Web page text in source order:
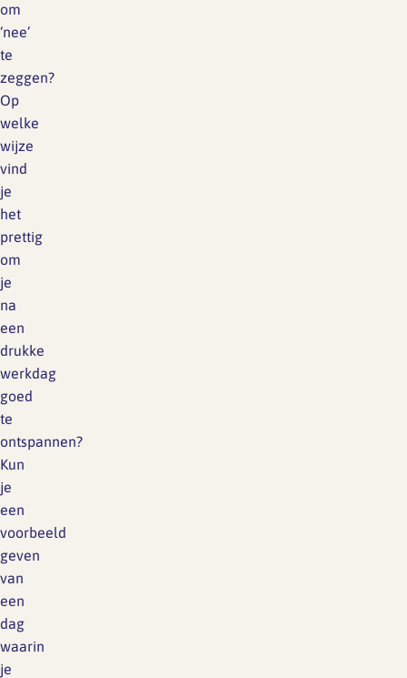
om
‘nee’
te
zeggen?
Op
welke
wijze
vind
je
het
prettig
om
je
na
een
drukke
werkdag
goed
te
ontspannen?
Kun
je
een
voorbeeld
geven
van
een
dag
waarin
je